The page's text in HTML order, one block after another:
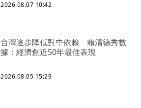
2026.08.07 10:42
台灣逐步降低對中依賴 賴清德秀數
據：經濟創近50年最佳表現
2026.08.05 15:29